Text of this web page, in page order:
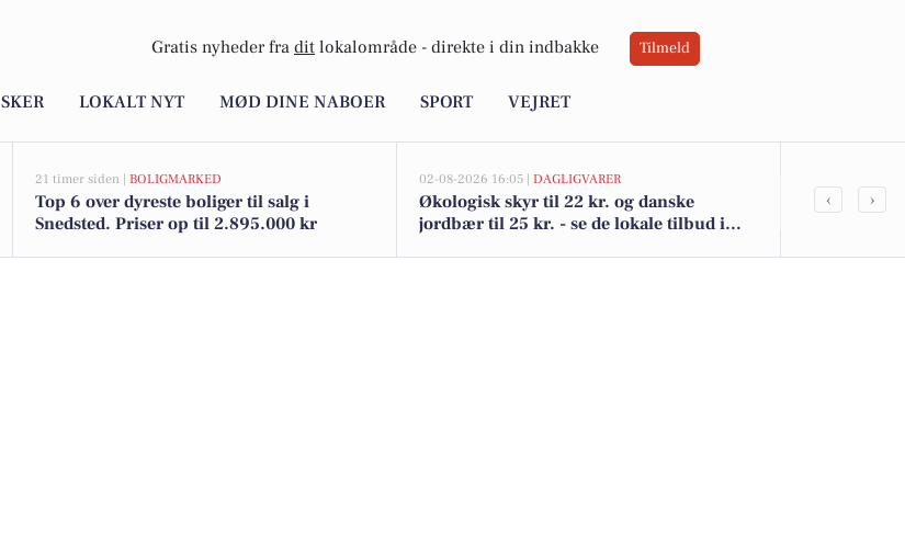
Gratis nyheder fra dit lokalområde - direkte i din indbakke Tilmeld
LOKALT NYT MØD DINE NABOER SPORT VEJRET
21 timer siden | BOLIGMARKED
Top 6 over dyreste boliger til salg i
Snedsted. Priser op til 2.895.000 kr
02-08-2026 16:05 | DAGLIGVARER
Økologisk skyr til 22 kr. og danske
jordbær til 25 kr. - se de lokale tilbud i
Tårnvej 60
‹ ›